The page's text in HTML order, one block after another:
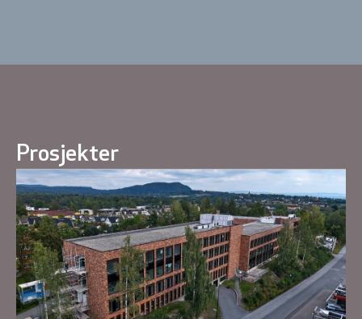
Prosjekter